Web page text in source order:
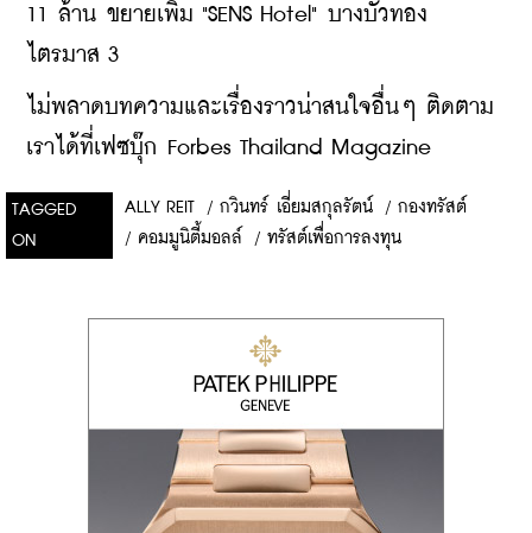
11 ล้าน ขยายเพิ่ม "SENS Hotel" บางบัวทอง
ไตรมาส 3
ไม่พลาดบทความและเรื่องราวน่าสนใจอื่นๆ ติดตาม
เราได้ที่เฟซบุ๊ก Forbes Thailand Magazine
TAGGED
ON
ALLY REIT / กวินทร์ เอี่ยมสกุลรัตน์ / กองทรัสต์
/ คอมมูนิตี้มอลล์ / ทรัสต์เพื่อการลงทุน